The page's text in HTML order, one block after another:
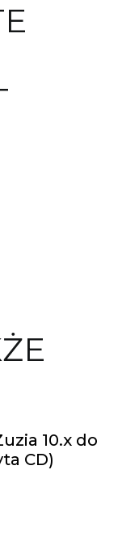
10.x do
CD)